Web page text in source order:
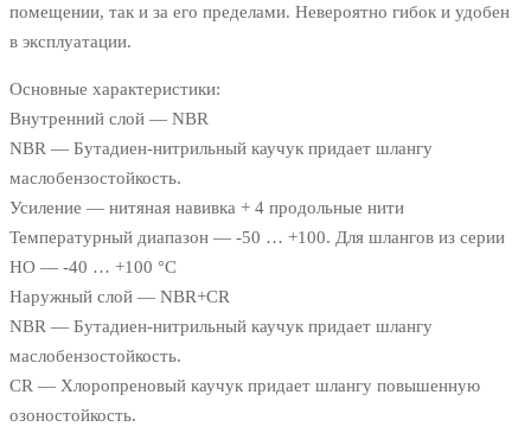
помещении, так и за его пределами. Невероятно гибок и удобен
в эксплуатации.
Основные характеристики:
Внутренний слой — NBR
NBR — Бутадиен-нитрильный каучук придает шлангу
маслобензостойкость.
Усиление — нитяная навивка + 4 продольные нити
Температурный диапазон — -50 … +100. Для шлангов из серии
HO — -40 … +100 °C
Наружный слой — NBR+CR
NBR — Бутадиен-нитрильный каучук придает шлангу
маслобензостойкость.
CR — Хлоропреновый каучук придает шлангу повышенную
озоностойкость.